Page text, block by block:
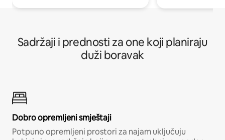
Sadržaji i prednosti za one koji planiraju
duži boravak
Dobro opremljeni smještaji
Potpuno opremljeni prostori za najam uključuju